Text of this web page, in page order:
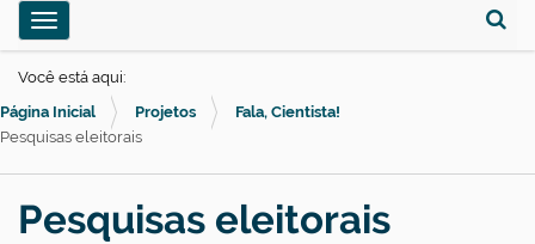
Busca
e
g
a
Toggle navigation
Você está aqui:
Página Inicial
Projetos
Fala, Cientista!
Pesquisas eleitorais
Pesquisas eleitorais